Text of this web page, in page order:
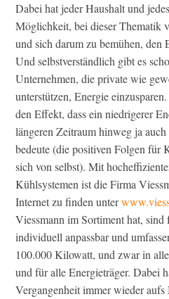
Dabei hat jeder Haushalt und
Möglichkeit, bei dieser Thematik
und sich darum zu bemühen, den
Und selbstverständlich gibt es
Unternehmen, die private wie
unterstützen, Energie
den Effekt, dass ein niedrigerer
längeren Zeitraum hinweg ja
bedeute (die positiven Folgen für
sich von selbst). Mit
Kühlsystemen ist die Firma
Internet zu finden unter
Viessmann im Sortiment hat,
individuell anpassbar und
100.000 Kilowatt, und zwar in
und für alle Energieträger. Dabei
Vergangenheit immer wieder